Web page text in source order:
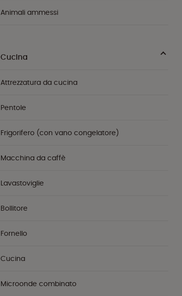
Animali ammessi
Cucina
Attrezzatura da cucina
Pentole
Frigorifero (con vano congelatore)
Macchina da caffè
Lavastoviglie
Bollitore
Fornello
Cucina
Microonde combinato